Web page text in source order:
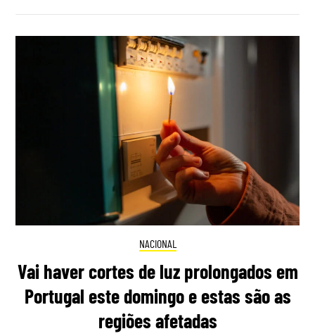
NACIONAL
Vai haver cortes de luz prolongados em
Portugal este domingo e estas são as
regiões afetadas